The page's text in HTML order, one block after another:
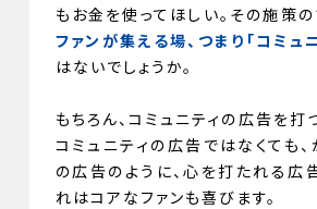
もお金を使ってほしい。その施策
ファンが集える場、つまり「コミュ
はないでしょうか。
もちろん、コミュニティの広告を打
コミュニティの広告ではなくても
の広告のように、心を打たれる広
れはコアなファンも喜びます。